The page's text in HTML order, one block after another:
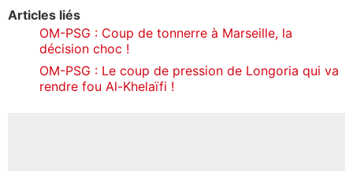
Articles liés
OM-PSG : Coup de tonnerre à Marseille, la
décision choc !
OM-PSG : Le coup de pression de Longoria qui va
rendre fou Al-Khelaïfi !